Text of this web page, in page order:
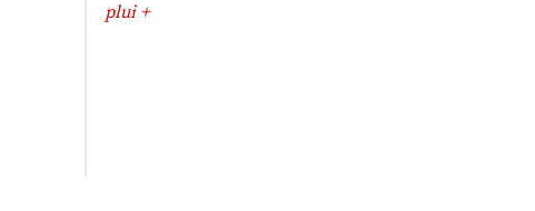
plui +